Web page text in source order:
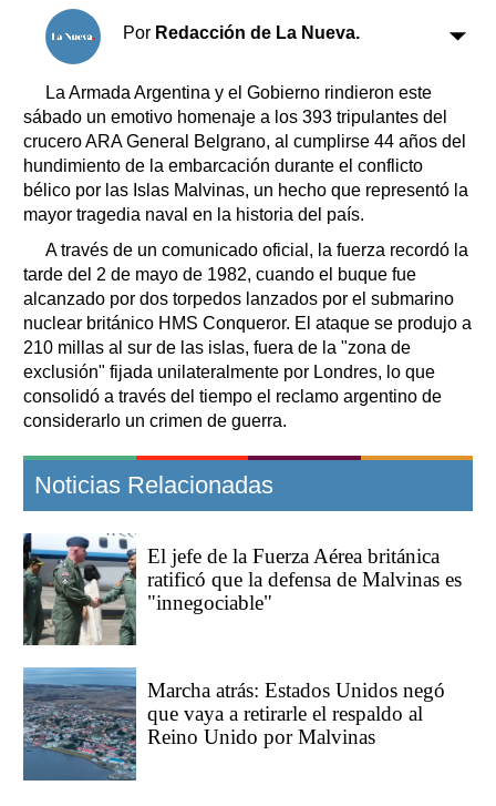
Por Redacción de La Nueva.
La Armada Argentina y el Gobierno rindieron este
sábado un emotivo homenaje a los 393 tripulantes del
crucero ARA General Belgrano, al cumplirse 44 años del
hundimiento de la embarcación durante el conflicto
bélico por las Islas Malvinas, un hecho que representó la
mayor tragedia naval en la historia del país.
A través de un comunicado oficial, la fuerza recordó la
tarde del 2 de mayo de 1982, cuando el buque fue
alcanzado por dos torpedos lanzados por el submarino
nuclear británico HMS Conqueror. El ataque se produjo a
210 millas al sur de las islas, fuera de la "zona de
exclusión" fijada unilateralmente por Londres, lo que
consolidó a través del tiempo el reclamo argentino de
considerarlo un crimen de guerra.
Noticias Relacionadas
El jefe de la Fuerza Aérea británica
ratificó que la defensa de Malvinas es
"innegociable"
Marcha atrás: Estados Unidos negó
que vaya a retirarle el respaldo al
Reino Unido por Malvinas